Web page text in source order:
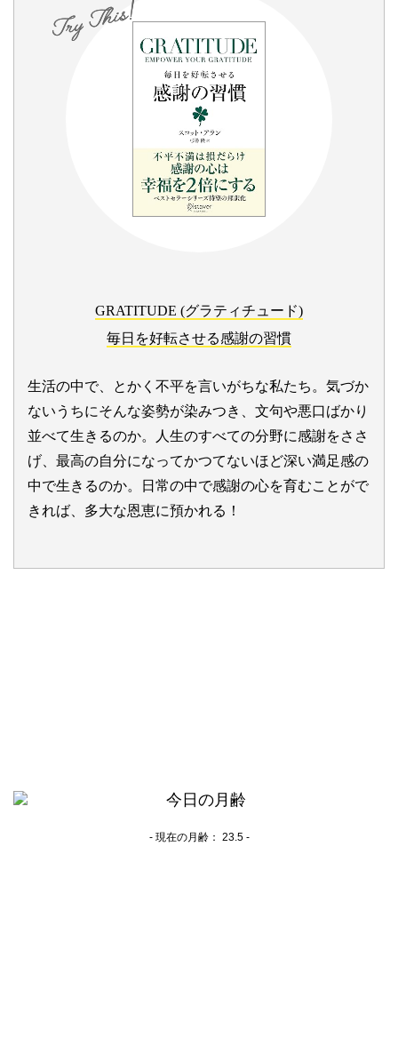
GRATITUDE (グラティチュード)
毎日を好転させる感謝の習慣
生活の中で、とかく不平を言いがちな私たち。気づか
ないうちにそんな姿勢が染みつき、文句や悪口ばかり
並べて生きるのか。人生のすべての分野に感謝をささ
げ、最高の自分になってかつてないほど深い満足感の
中で生きるのか。日常の中で感謝の心を育むことがで
きれば、多大な恩恵に預かれる！
- 現在の月齢： 23.5 -